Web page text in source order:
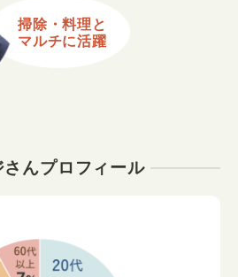
掃除・料理と
マルチに活躍
さんプロフィール